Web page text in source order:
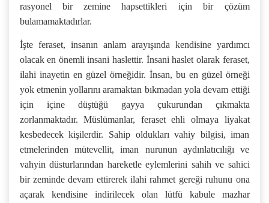
rasyonel bir zemine hapsettikleri için bir çözüm
bulamamaktadırlar.
İşte feraset, insanın anlam arayışında kendisine yardımcı
olacak en önemli insani haslettir. İnsani haslet olarak feraset,
ilahi inayetin en güzel örneğidir. İnsan, bu en güzel örneği
yok etmenin yollarını aramaktan bıkmadan yola devam ettiği
için içine düştüğü gayya çukurundan çıkmakta
zorlanmaktadır. Müslümanlar, feraset ehli olmaya liyakat
kesbedecek kişilerdir. Sahip oldukları vahiy bilgisi, iman
etmelerinden mütevellit, iman nurunun aydınlatıcılığı ve
vahyin düsturlarından hareketle eylemlerini sahih ve sahici
bir zeminde devam ettirerek ilahi rahmet gereği ruhunu ona
açarak kendisine indirilecek olan lütfü kabule mazhar